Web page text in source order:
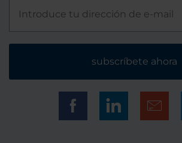
subscríbete ahora